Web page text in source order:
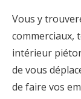
Vous y
commerciaux,
intérieur
de vous
de faire vos